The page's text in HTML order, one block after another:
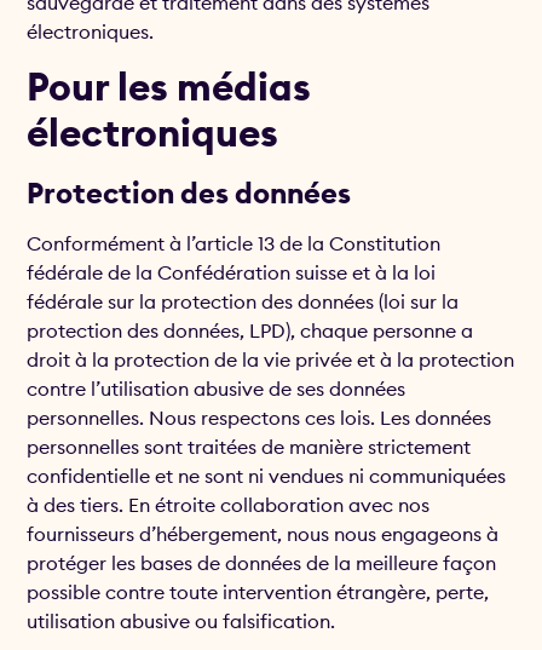
électroniques.
Pour les médias
électroniques
Protection des données
Conformément à l’article 13 de la Constitution
fédérale de la Confédération suisse et à la loi
fédérale sur la protection des données (loi sur la
protection des données, LPD), chaque personne a
droit à la protection de la vie privée et à la protection
contre l’utilisation abusive de ses données
personnelles. Nous respectons ces lois. Les données
personnelles sont traitées de manière strictement
confidentielle et ne sont ni vendues ni communiquées
à des tiers. En étroite collaboration avec nos
fournisseurs d’hébergement, nous nous engageons à
protéger les bases de données de la meilleure façon
possible contre toute intervention étrangère, perte,
utilisation abusive ou falsification.